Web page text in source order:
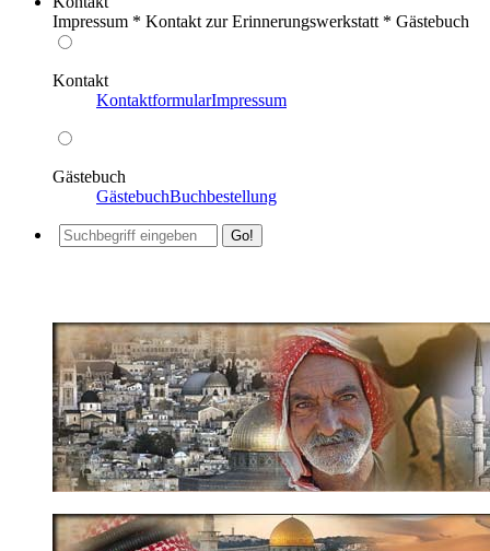
Impressum * Kontakt zur Erinnerungswerkstatt * Gästebuch
Kontakt
KontaktformularImpressum
Gästebuch
GästebuchBuchbestellung